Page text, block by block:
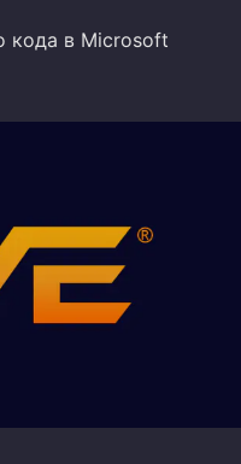
кода в Microsoft